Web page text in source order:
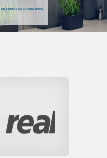
zapoznania się z nasza ofertą